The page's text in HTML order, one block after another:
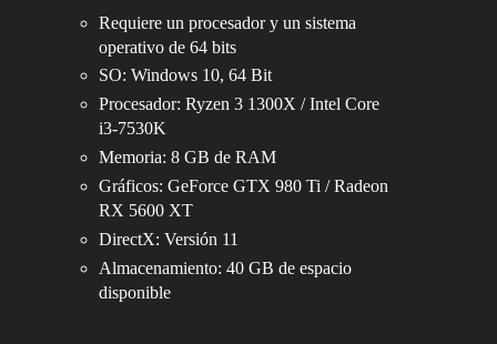
Requiere un procesador y un sistema
operativo de 64 bits
SO: Windows 10, 64 Bit
Procesador: Ryzen 3 1300X / Intel Core
i3-7530K
Memoria: 8 GB de RAM
Gráficos: GeForce GTX 980 Ti / Radeon
RX 5600 XT
DirectX: Versión 11
Almacenamiento: 40 GB de espacio
disponible